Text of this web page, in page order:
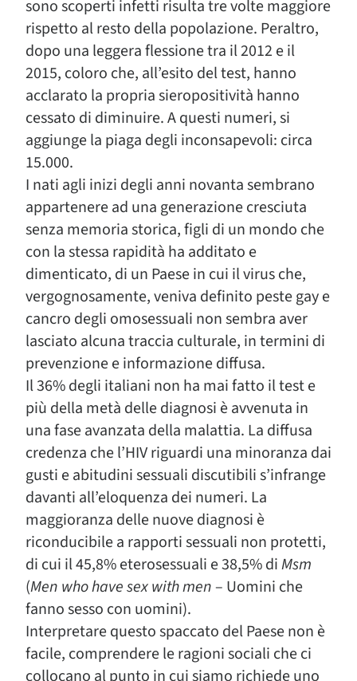
sono scoperti infetti risulta tre volte maggiore
rispetto al resto della popolazione. Peraltro,
dopo una leggera flessione tra il 2012 e il
2015, coloro che, all’esito del test, hanno
acclarato la propria sieropositività hanno
cessato di diminuire. A questi numeri, si
aggiunge la piaga degli inconsapevoli: circa
15.000.
I nati agli inizi degli anni novanta sembrano
appartenere ad una generazione cresciuta
senza memoria storica, figli di un mondo che
con la stessa rapidità ha additato e
dimenticato, di un Paese in cui il virus che,
vergognosamente, veniva definito peste gay e
cancro degli omosessuali non sembra aver
lasciato alcuna traccia culturale, in termini di
prevenzione e informazione diffusa.
Il 36% degli italiani non ha mai fatto il test e
più della metà delle diagnosi è avvenuta in
una fase avanzata della malattia. La diffusa
credenza che l’HIV riguardi una minoranza dai
gusti e abitudini sessuali discutibili s’infrange
davanti all’eloquenza dei numeri. La
maggioranza delle nuove diagnosi è
riconducibile a rapporti sessuali non protetti,
di cui il 45,8% eterosessuali e 38,5% diMsm
(Men who have sex with men – Uomini che
fanno sesso con uomini).
Interpretare questo spaccato del Paese non è
facile, comprendere le ragioni sociali che ci
collocano al punto in cui siamo richiede uno